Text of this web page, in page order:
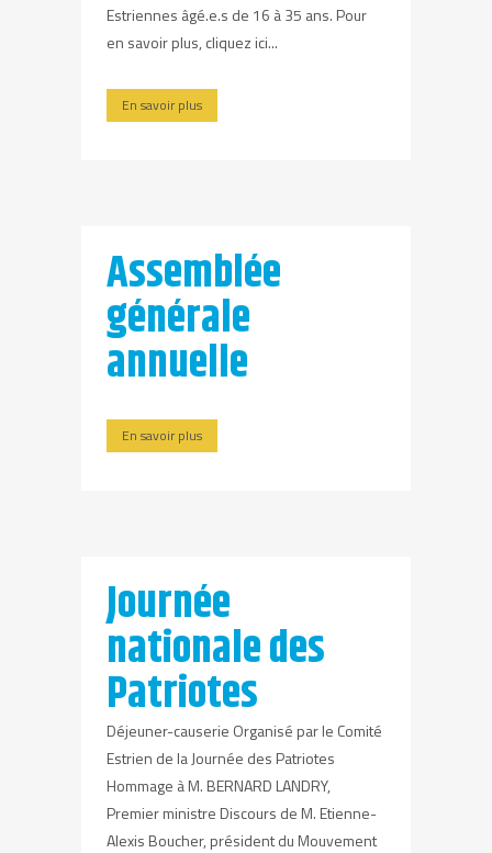
Estriennes âgé.e.s de 16 à 35 ans. Pour
en savoir plus, cliquez ici...
En savoir plus
Assemblée
générale
annuelle
En savoir plus
Journée
nationale des
Patriotes
Déjeuner-causerie Organisé par le Comité
Estrien de la Journée des Patriotes
Hommage à M. BERNARD LANDRY,
Premier ministre Discours de M. Etienne-
Alexis Boucher, président du Mouvement